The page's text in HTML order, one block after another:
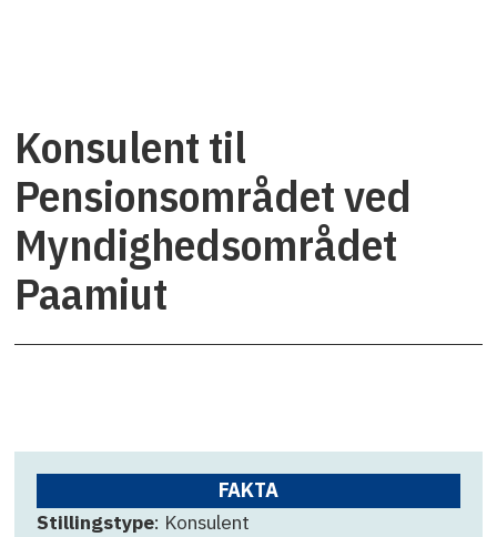
Konsulent til
Pensionsområdet ved
Myndighedsområdet
Paamiut
FAKTA
Stillingstype: Konsulent